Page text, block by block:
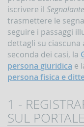
UIF
Segnalazioni
operazioni
sospette
(SOS)
Sospensione
operazioni
sospette
iscrivere il Segnalante
trasmettere le
seguire i passaggi
dettagli su
seconda dei casi, la
persona giuridica e
persona fisica e
1 -
SUL